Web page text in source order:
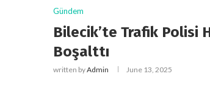
Gündem
Bilecik’te Trafik Polisi
Boşalttı
written byAdmin June 13, 2025